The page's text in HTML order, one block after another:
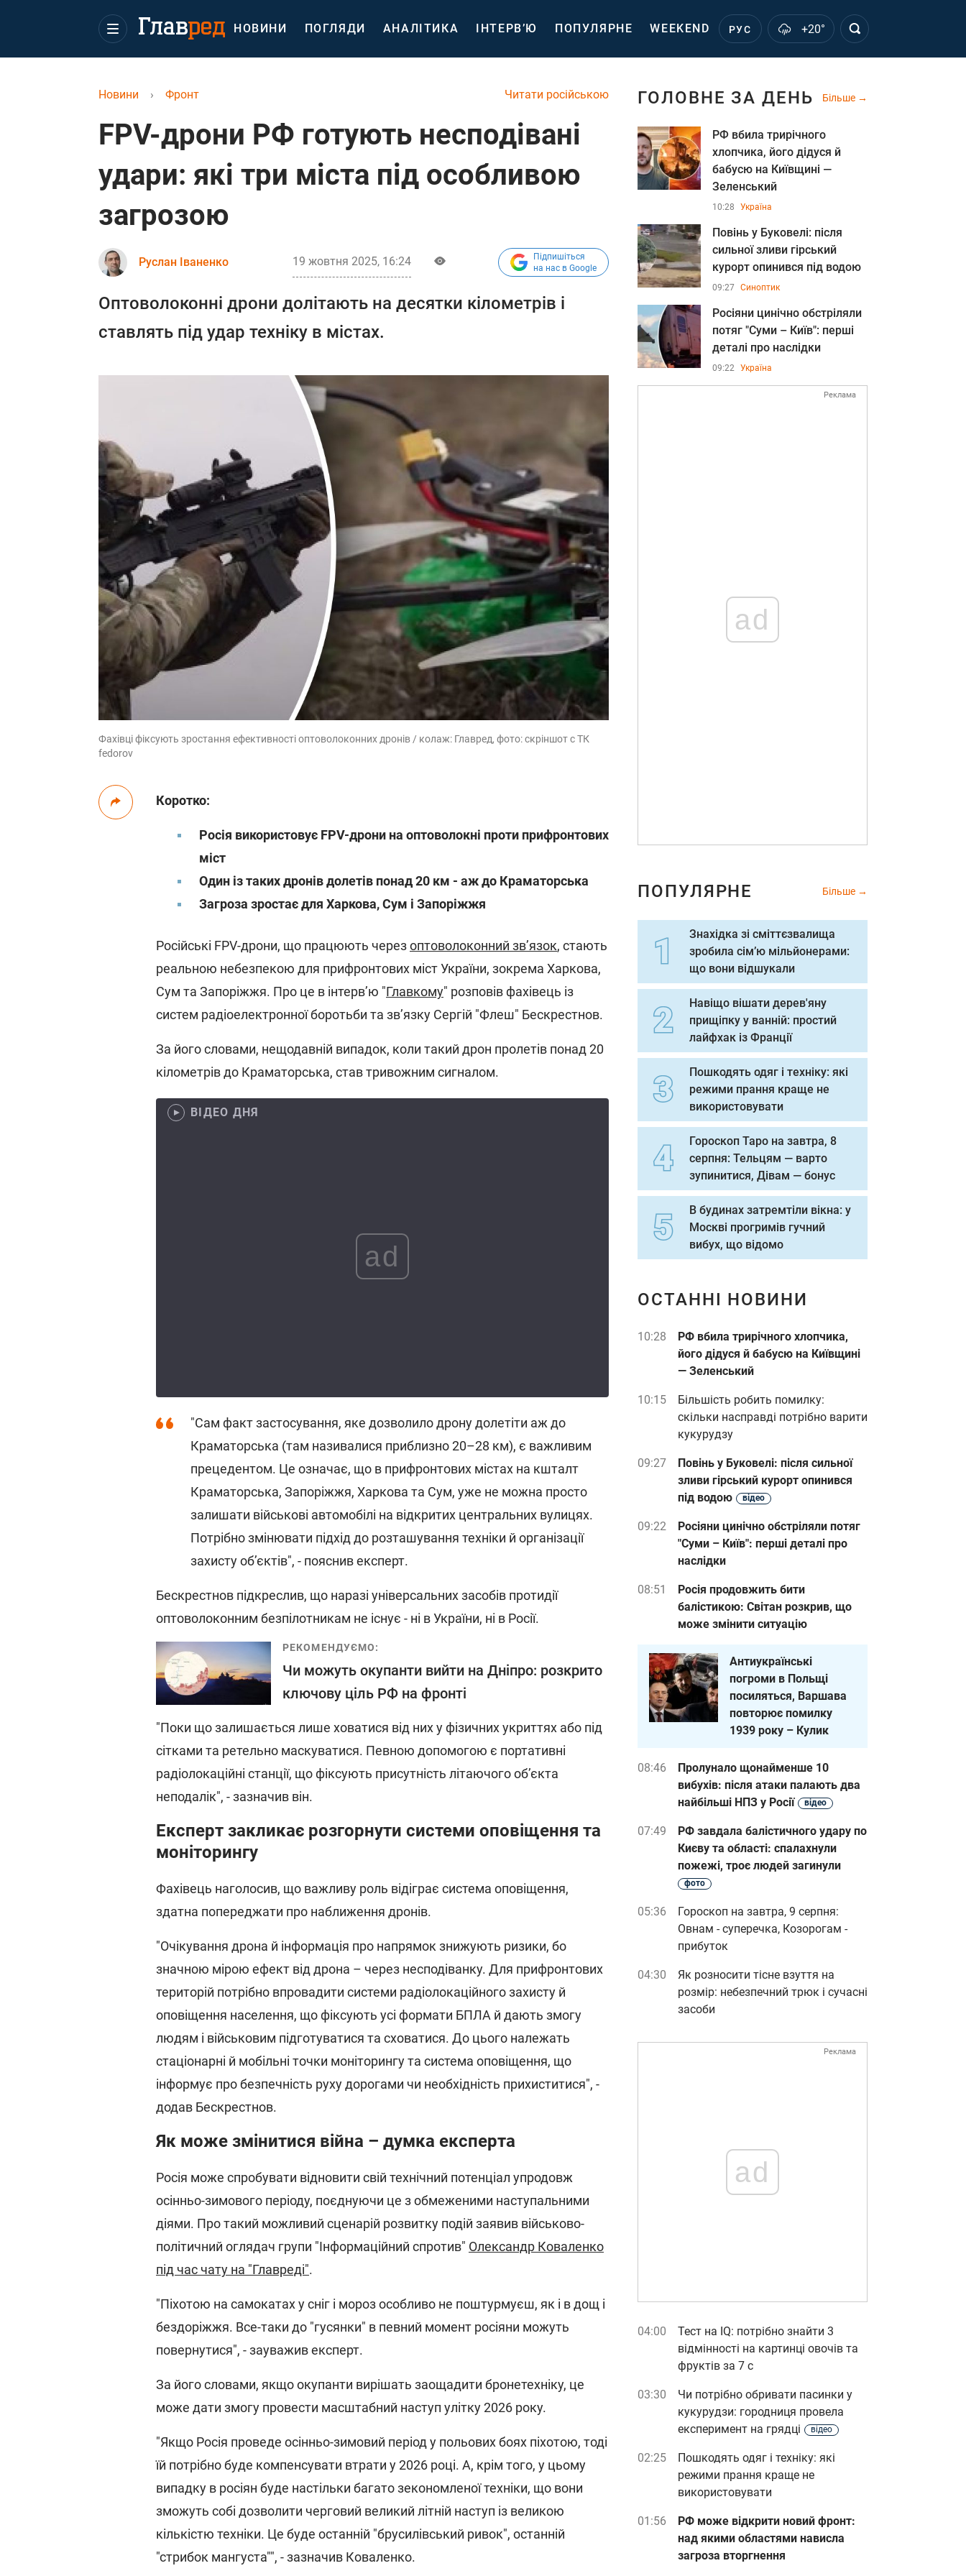
НОВИНИ ПОГЛЯДИ АНАЛІТИКА ІНТЕРВ’Ю ПОПУЛЯРНЕ WEEKEND РУС +20°
Читати російською
Новини › Фронт
FPV-дрони РФ готують несподівані
удари: які три міста під особливою
загрозою
Руслан Іваненко 19 жовтня 2025, 16:24
Підпишіться
на нас в Google
Оптоволоконні дрони долітають на десятки кілометрів і
ставлять під удар техніку в містах.
Фахівці фіксують зростання ефективності оптоволоконних дронів / колаж: Главред, фото: скріншот с ТК
fedorov
Коротко:
Росія використовує FPV-дрони на оптоволокні проти прифронтових
міст
Один із таких дронів долетів понад 20 км - аж до Краматорська
Загроза зростає для Харкова, Сум і Запоріжжя
Російські FPV-дрони, що працюють черезоптоволоконний зв’язок, стають
реальною небезпекою для прифронтових міст України, зокрема Харкова,
Сум та Запоріжжя. Про це в інтерв’ю "Главкому" розповів фахівець із
систем радіоелектронної боротьби та зв’язку Сергій "Флеш" Бескрестнов.
За його словами, нещодавній випадок, коли такий дрон пролетів понад 20
кілометрів до Краматорська, став тривожним сигналом.
ВІДЕО ДНЯ
ad
"Сам факт застосування, яке дозволило дрону долетіти аж до
Краматорська (там називалися приблизно 20–28 км), є важливим
прецедентом. Це означає, що в прифронтових містах на кшталт
Краматорська, Запоріжжя, Харкова та Сум, уже не можна просто
залишати військові автомобілі на відкритих центральних вулицях.
Потрібно змінювати підхід до розташування техніки й організації
захисту об’єктів", - пояснив експерт.
Бескрестнов підкреслив, що наразі універсальних засобів протидії
оптоволоконним безпілотникам не існує - ні в України, ні в Росії.
РЕКОМЕНДУЄМО:
Чи можуть окупанти вийти на Дніпро: розкрито
ключову ціль РФ на фронті
"Поки що залишається лише ховатися від них у фізичних укриттях або під
сітками та ретельно маскуватися. Певною допомогою є портативні
радіолокаційні станції, що фіксують присутність літаючого об’єкта
неподалік", - зазначив він.
Експерт закликає розгорнути системи оповіщення та
моніторингу
Фахівець наголосив, що важливу роль відіграє система оповіщення,
здатна попереджати про наближення дронів.
"Очікування дрона й інформація про напрямок знижують ризики, бо
значною мірою ефект від дрона – через несподіванку. Для прифронтових
територій потрібно впровадити системи радіолокаційного захисту й
оповіщення населення, що фіксують усі формати БПЛА й дають змогу
людям і військовим підготуватися та сховатися. До цього належать
стаціонарні й мобільні точки моніторингу та система оповіщення, що
інформує про безпечність руху дорогами чи необхідність прихиститися", -
додав Бескрестнов.
Як може змінитися війна – думка експерта
Росія може спробувати відновити свій технічний потенціал упродовж
осінньо-зимового періоду, поєднуючи це з обмеженими наступальними
діями. Про такий можливий сценарій розвитку подій заявив військово-
політичний оглядач групи "Інформаційний спротив" Олександр Коваленко
під час чату на "Главреді".
"Піхотою на самокатах у сніг і мороз особливо не поштурмуєш, як і в дощ і
бездоріжжя. Все-таки до "гусянки" в певний момент росіяни можуть
повернутися", - зауважив експерт.
За його словами, якщо окупанти вирішать заощадити бронетехніку, це
може дати змогу провести масштабний наступ улітку 2026 року.
"Якщо Росія проведе осінньо-зимовий період у польових боях піхотою, тоді
їй потрібно буде компенсувати втрати у 2026 році. А, крім того, у цьому
випадку в росіян буде настільки багато зекономленої техніки, що вони
зможуть собі дозволити черговий великий літній наступ із великою
кількістю техніки. Це буде останній "брусилівський ривок", останній
"стрибок мангуста"", - зазначив Коваленко.
ГОЛОВНЕ ЗА ДЕНЬ Більше
РФ вбила трирічного
хлопчика, його дідуся й
бабусю на Київщині —
Зеленський
10:28 Україна
Повінь у Буковелі: після
сильної зливи гірський
курорт опинився під водою
09:27 Синоптик
Росіяни цинічно обстріляли
потяг "Суми – Київ": перші
деталі про наслідки
09:22 Україна
Реклама
ad
ПОПУЛЯРНЕ Більше
Знахідка зі сміттєзвалища
зробила сім’ю мільйонерами:
що вони відшукали
Навіщо вішати дерев'яну
прищіпку у ванній: простий
лайфхак із Франції
Пошкодять одяг і техніку: які
режими прання краще не
використовувати
Гороскоп Таро на завтра, 8
серпня: Тельцям — варто
зупинитися, Дівам — бонус
В будинах затремтіли вікна: у
Москві прогримів гучний
вибух, що відомо
ОСТАННІ НОВИНИ
10:28
РФ вбила трирічного хлопчика,
його дідуся й бабусю на Київщині
— Зеленський
10:15
Більшість робить помилку:
скільки насправді потрібно варити
кукурудзу
09:27
Повінь у Буковелі: після сильної
зливи гірський курорт опинився
під водою
відео
09:22
Росіяни цинічно обстріляли потяг
"Суми – Київ": перші деталі про
наслідки
08:51
Росія продовжить бити
балістикою: Світан розкрив, що
може змінити ситуацію
Антиукраїнські
погроми в Польщі
посиляться, Варшава
повторює помилку
1939 року – Кулик
08:46
Пролунало щонайменше 10
вибухів: після атаки палають два
найбільші НПЗ у Росії
відео
07:49
РФ завдала балістичного удару по
Києву та області: спалахнули
пожежі, троє людей загинули
фото
05:36
Гороскоп на завтра, 9 серпня:
Овнам - суперечка, Козорогам -
прибуток
04:30
Як розносити тісне взуття на
розмір: небезпечний трюк і сучасні
засоби
Реклама
ad
04:00
Тест на IQ: потрібно знайти 3
відмінності на картинці овочів та
фруктів за 7 с
03:30
Чи потрібно обривати пасинки у
кукурудзи: городниця провела
експеримент на грядці
відео
02:25
Пошкодять одяг і техніку: які
режими прання краще не
використовувати
01:56
РФ може відкрити новий фронт:
над якими областями нависла
загроза вторгнення